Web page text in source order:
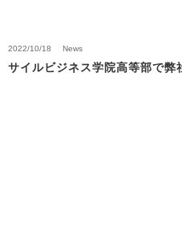
2022/10/18 News
サイルビジネス学院高等部で弊